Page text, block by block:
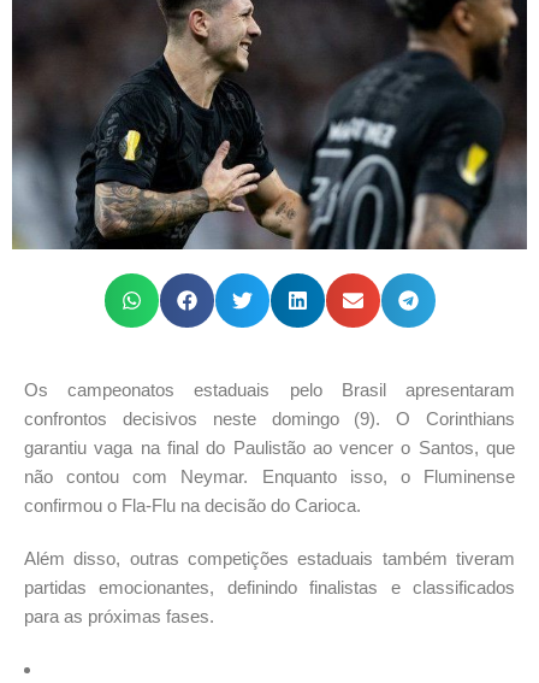
Os campeonatos estaduais pelo Brasil apresentaram
confrontos decisivos neste domingo (9). O Corinthians
garantiu vaga na final do Paulistão ao vencer o Santos, que
não contou com Neymar. Enquanto isso, o Fluminense
confirmou o Fla-Flu na decisão do Carioca.
Além disso, outras competições estaduais também tiveram
partidas emocionantes, definindo finalistas e classificados
para as próximas fases.